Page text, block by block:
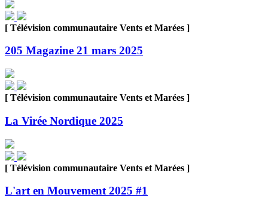
[ Télévision communautaire Vents et Marées ]
205 Magazine 21 mars 2025
[ Télévision communautaire Vents et Marées ]
La Virée Nordique 2025
[ Télévision communautaire Vents et Marées ]
L'art en Mouvement 2025 #1